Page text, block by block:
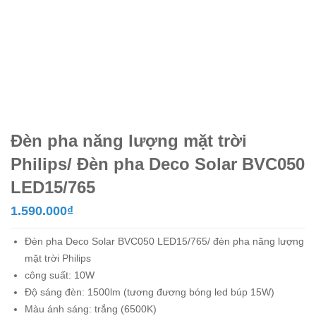
Đèn pha năng lượng mặt trời
Philips/ Đèn pha Deco Solar BVC050
LED15/765
1.590.000₫
Đèn pha Deco Solar BVC050 LED15/765/ đèn pha năng lượng
mặt trời Philips
công suất: 10W
Độ sáng đèn: 1500lm (tương đương bóng led búp 15W)
Màu ánh sáng: trắng (6500K)